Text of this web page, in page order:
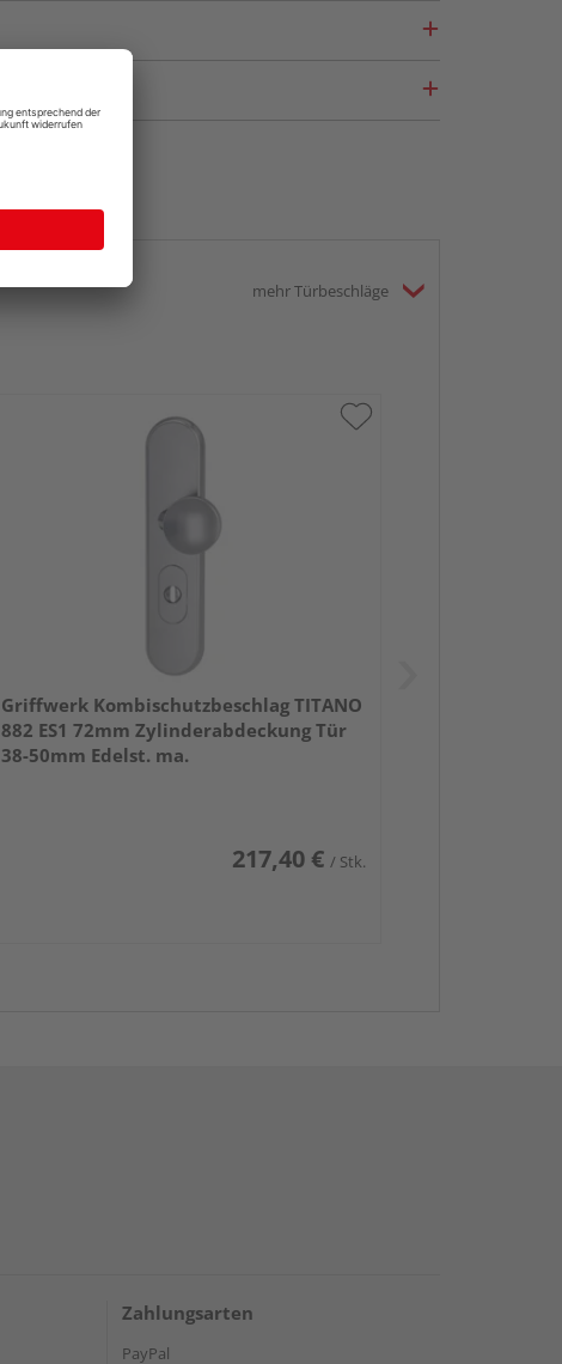
mehr Türbeschläge
Griffwerk Kombischutzbeschlag TITANO
882 ES1 72mm Zylinderabdeckung Tür
38-50mm Edelst. ma.
217,40 € / Stk.
Zahlungsarten
PayPal